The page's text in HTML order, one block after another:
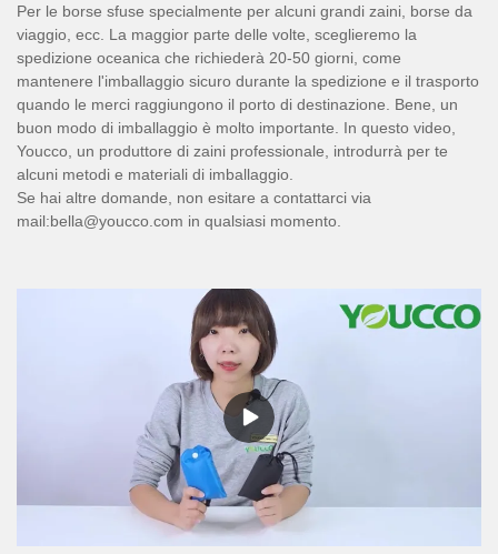
Per le borse sfuse specialmente per alcuni grandi zaini, borse da
viaggio, ecc. La maggior parte delle volte, sceglieremo la
spedizione oceanica che richiederà 20-50 giorni, come
mantenere l'imballaggio sicuro durante la spedizione e il trasporto
quando le merci raggiungono il porto di destinazione. Bene, un
buon modo di imballaggio è molto importante. In questo video,
Youcco, un produttore di zaini professionale, introdurrà per te
alcuni metodi e materiali di imballaggio.
Se hai altre domande, non esitare a contattarci via
mail:bella@youcco.com in qualsiasi momento.